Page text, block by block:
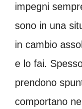
impegni
sono in una
in cambio
e lo fai.
prendono
comportano